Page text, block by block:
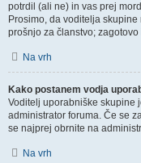
potrdil (ali ne) in vas prej
Prosimo, da voditelja
prošnjo za članstvo;
Na vrh
Kako postanem vodja
Voditelj uporabniške skupine
administrator foruma. Če se
se najprej obrnite na
Na vrh